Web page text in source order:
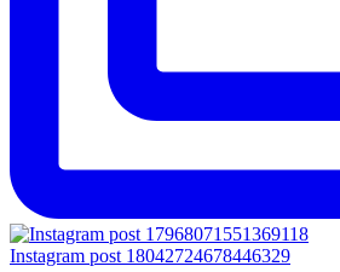
Instagram post 18042724678446329